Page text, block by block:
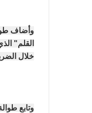
وأضاف
القلم"
خلال
وتابع